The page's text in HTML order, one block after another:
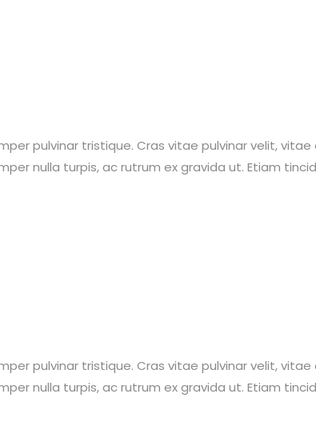
pulvinar tristique. Cras vitae pulvinar velit, vitae
nulla turpis, ac rutrum ex gravida ut. Etiam
pulvinar tristique. Cras vitae pulvinar velit, vitae
nulla turpis, ac rutrum ex gravida ut. Etiam